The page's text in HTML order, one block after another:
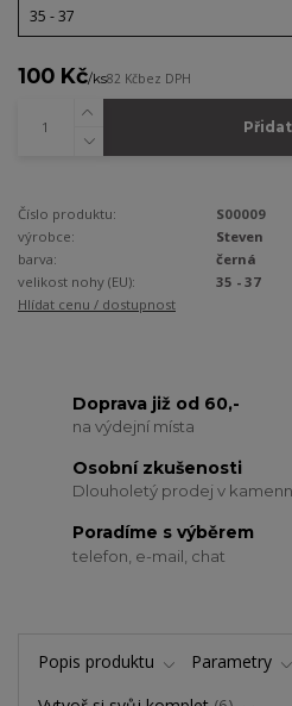
100 Kč/ks82 Kčbez DPH
Číslo produktu:
S00009
výrobce:
Steven
barva:
černá
velikost nohy (EU):
35 - 37
Hlídat cenu / dostupnost
Doprava již od 60,-
na výdejní místa
Osobní zkušenosti
Dlouholetý prodej v
Poradíme s výběrem
telefon, e-mail, chat
Popis produktu Parametry